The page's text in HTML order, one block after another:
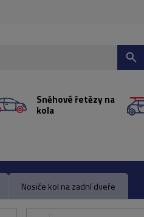
Sněhové řetězy na
kola
Nosiče kol na zadní dveře